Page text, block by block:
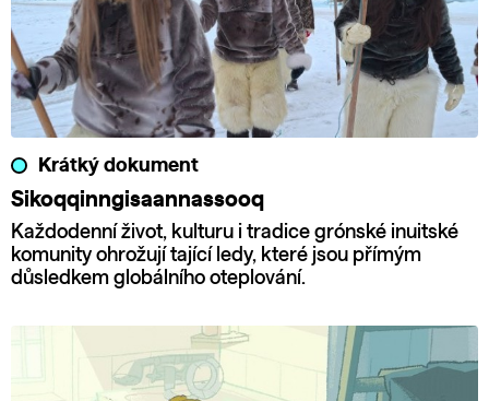
Krátký dokument
Sikoqqinngisaannassooq
Každodenní život, kulturu i tradice grónské inuitské
komunity ohrožují tající ledy, které jsou přímým
důsledkem globálního oteplování.